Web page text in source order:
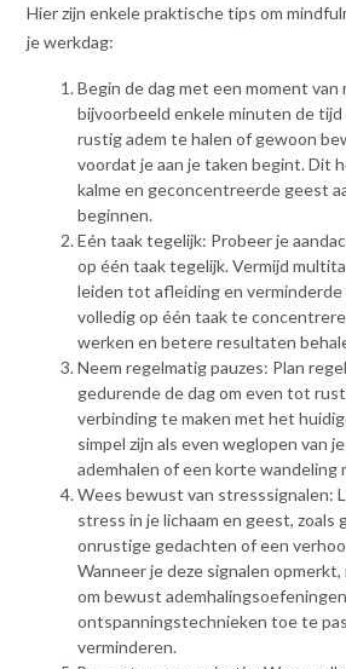
Hier zijn enkele praktische tips om
je werkdag:
Begin de dag met een moment van
bijvoorbeeld enkele minuten de
rustig adem te halen of gewoon
voordat je aan je taken begint. Dit
kalme en geconcentreerde geest
beginnen.
Eén taak tegelijk: Probeer je
op één taak tegelijk. Vermijd
leiden tot afleiding en
volledig op één taak te
werken en betere resultaten
Neem regelmatig pauzes: Plan
gedurende de dag om even tot
verbinding te maken met het
simpel zijn als even weglopen van
ademhalen of een korte wandeling
Wees bewust van stresssignalen:
stress in je lichaam en geest, zoals
onrustige gedachten of een
Wanneer je deze signalen
om bewust
ontspanningstechnieken toe te
verminderen.